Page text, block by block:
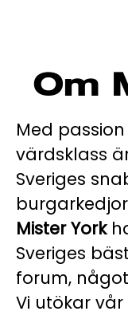
Om
Med
värdsklass
Sveriges
Mister York
Sveriges
forum,
Vi utökar